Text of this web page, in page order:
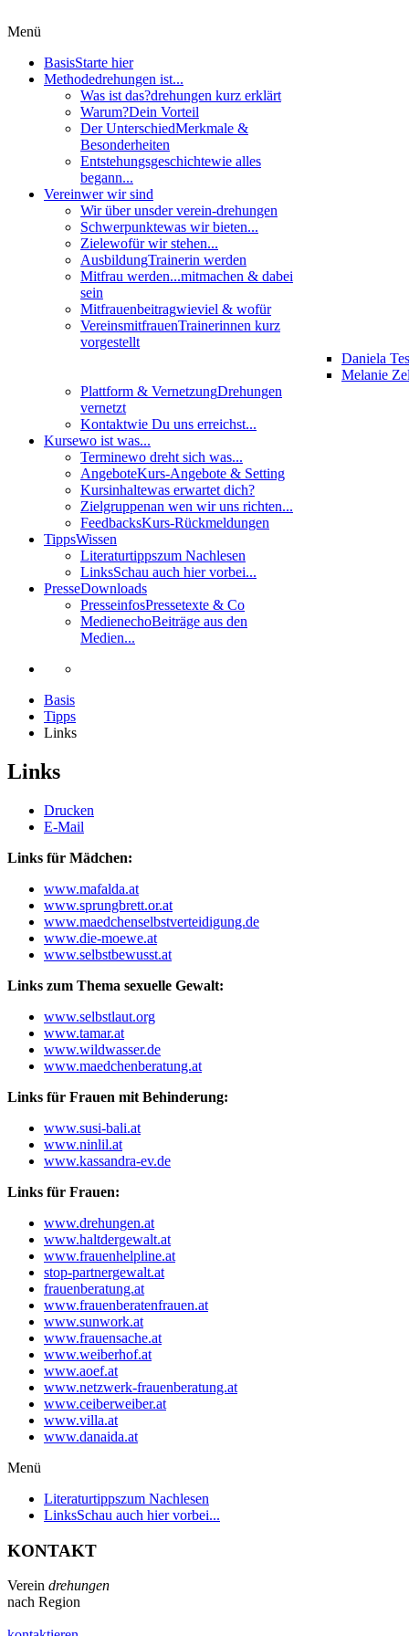
Menü
BasisStarte hier
Methodedrehungen ist...
Was ist das?drehungen kurz erklärt
Warum?Dein Vorteil
Der UnterschiedMerkmale &
Besonderheiten
Entstehungsgeschichtewie alles
begann...
Vereinwer wir sind
Wir über unsder verein-drehungen
Schwerpunktewas wir bieten...
Zielewofür wir stehen...
AusbildungTrainerin werden
Mitfrau werden...mitmachen & dabei
sein
Mitfrauenbeitragwieviel & wofür
VereinsmitfrauenTrainerinnen kurz
vorgestellt
Daniela
Melanie
Plattform & VernetzungDrehungen
vernetzt
Kontaktwie Du uns erreichst...
Kursewo ist was...
Terminewo dreht sich was...
AngeboteKurs-Angebote & Setting
Kursinhaltewas erwartet dich?
Zielgruppenan wen wir uns richten...
FeedbacksKurs-Rückmeldungen
TippsWissen
Literaturtippszum Nachlesen
LinksSchau auch hier vorbei...
PresseDownloads
PresseinfosPressetexte & Co
MedienechoBeiträge aus den
Medien...
Basis
Tipps
Links
Links
Drucken
E-Mail
Links für Mädchen:
www.mafalda.at
www.sprungbrett.or.at
www.maedchenselbstverteidigung.de
www.die-moewe.at
www.selbstbewusst.at
Links zum Thema sexuelle Gewalt:
www.selbstlaut.org
www.tamar.at
www.wildwasser.de
www.maedchenberatung.at
Links für Frauen mit Behinderung:
www.susi-bali.at
www.ninlil.at
www.kassandra-ev.de
Links für Frauen:
www.drehungen.at
www.haltdergewalt.at
www.frauenhelpline.at
stop-partnergewalt.at
frauenberatung.at
www.frauenberatenfrauen.at
www.sunwork.at
www.frauensache.at
www.weiberhof.at
www.aoef.at
www.netzwerk-frauenberatung.at
www.ceiberweiber.at
www.villa.at
www.danaida.at
Menü
Literaturtippszum Nachlesen
LinksSchau auch hier vorbei...
KONTAKT
Verein drehungen
nach Region